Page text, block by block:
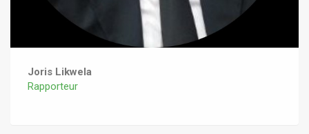
Joris Likwela
Rapporteur